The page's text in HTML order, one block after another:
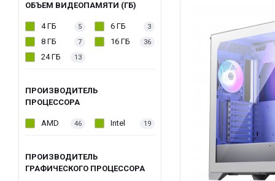
ОБЪЕМ ВИДЕОПАМЯТИ (ГБ)
4 ГБ 5 6 ГБ 3
8 ГБ 7 16 ГБ 36
24 ГБ 13
ПРОИЗВОДИТЕЛЬ
ПРОЦЕССОРА
AMD 46 Intel 19
ПРОИЗВОДИТЕЛЬ
ГРАФИЧЕСКОГО ПРОЦЕССОРА